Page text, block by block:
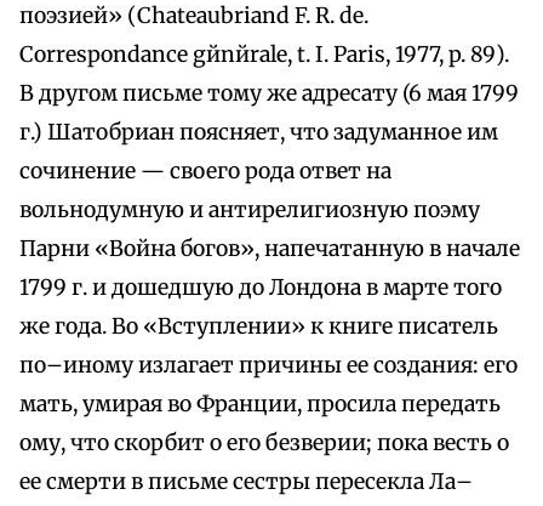
поэзией» (Chateaubriand F. R. de.
Correspondance gйnйrale, t. I. Paris, 1977, p. 89).
В другом письме тому же адресату (6 мая 1799
г.) Шатобриан поясняет, что задуманное им
сочинение — своего рода ответ на
вольнодумную и антирелигиозную поэму
Парни «Война богов», напечатанную в начале
1799 г. и дошедшую до Лондона в марте того
же года. Во «Вступлении» к книге писатель
по–иному излагает причины ее создания: его
мать, умирая во Франции, просила передать
ому, что скорбит о его безверии; пока весть о
ее смерти в письме сестры пересекла Ла–